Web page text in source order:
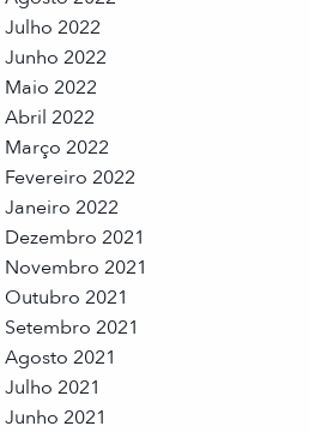
Julho 2022
Junho 2022
Maio 2022
Abril 2022
Março 2022
Fevereiro 2022
Janeiro 2022
Dezembro 2021
Novembro 2021
Outubro 2021
Setembro 2021
Agosto 2021
Julho 2021
Junho 2021